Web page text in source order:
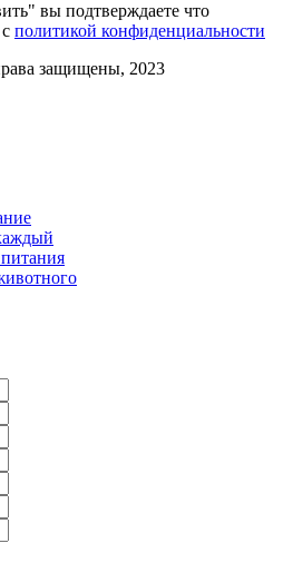
вы подтверждаете что
политикой конфиденциальности
защищены, 2023